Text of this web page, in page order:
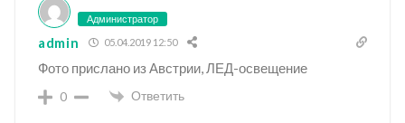
Администратор
admin 05.04.2019 12:50
Фото прислано из Австрии, ЛЕД-освещение
0 Ответить